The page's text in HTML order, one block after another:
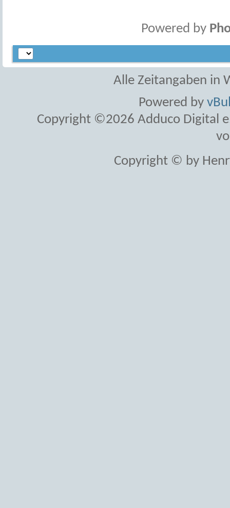
Powered by
Alle Zeitangaben in
Powered by
Copyright ©2026 Adduco Digital
Copyright © by